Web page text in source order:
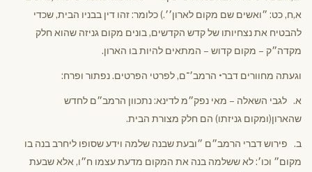
א,ח, כט: ״ואשים שם מקום לארון׳׳.) כלומר: זהו דין בבניו הבית, שכדי
להבטיח את נצחיותו של קדש הקדשים, בונים מקום גניזה שהוא חלק
מקדה״ק – מקום קדוש – המתאים להיות בו הארון.
וגעתה מחוורים דבר• הרמב׳־ם, לפרטי הפרטים. נפתור ופרח:
א. לגבי השאלה – מאי נפק״מ לדינא: נתכוון הרמב״ם לחדש
שהארון(ומקום גניזתו) הם חלק מצורת הבית.
ב. פירוש דברי הרמב״ם ״ובעת שבנה שלמה וידע שסופו ליחרב בנה בו
מקום״ וכו׳: לא ששלמה בנה את המקום מדעת עצמו ח״ו, אלא שבעת